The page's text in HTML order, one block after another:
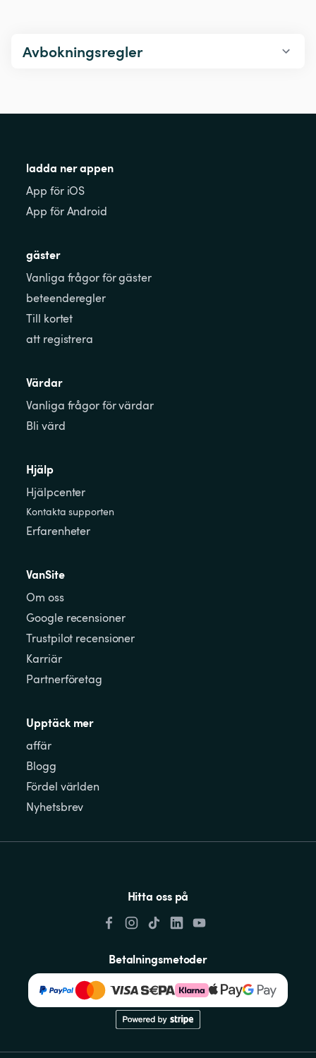
Avbokningsregler
ladda ner appen
App för iOS
App för Android
gäster
Vanliga frågor för gäster
beteenderegler
Till kortet
att registrera
Värdar
Vanliga frågor för värdar
Bli värd
Hjälp
Hjälpcenter
Kontakta supporten
Erfarenheter
VanSite
Om oss
Google recensioner
Trustpilot recensioner
Karriär
Partnerföretag
Upptäck mer
affär
Blogg
Fördel världen
Nyhetsbrev
Hitta oss på
Betalningsmetoder